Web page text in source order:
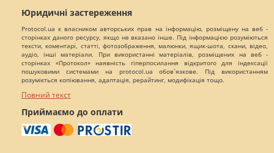
Юридичні застереження
Protocol.ua є власником авторських прав на інформацію, розміщену на веб -
сторінках даного ресурсу, якщо не вказано інше. Під інформацією розуміються
тексти, коментарі, статті, фотозображення, малюнки, ящик-шота, скани, відео,
аудіо, інші матеріали. При використанні матеріалів, розміщених на веб -
сторінках «Протокол» наявність гіперпосилання відкритого для індексації
пошуковими системами на protocol.ua обов`язкове. Під використанням
розуміється копіювання, адаптація, рерайтинг, модифікація тощо.
Повний текст
Приймаємо до оплати